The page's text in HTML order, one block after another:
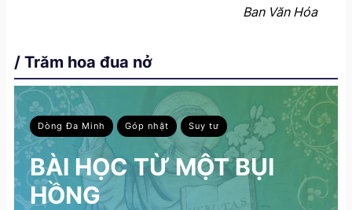
Ban Văn Hóa
/ Trăm hoa đua nở
Dòng Đa Minh Góp nhặt Suy tư
BÀI HỌC TỪ MỘT BỤI
HỒNG